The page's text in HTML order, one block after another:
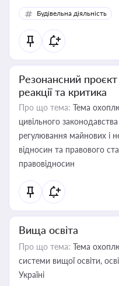
Будівельна діяльність
Резонансний
реакції та критика
Про що тема: Тема
цивільного
регулювання майнових і
відносин та правового
правовідносин
Вища освіта
Про що тема: Тема
системи вищої освіти,
Україні